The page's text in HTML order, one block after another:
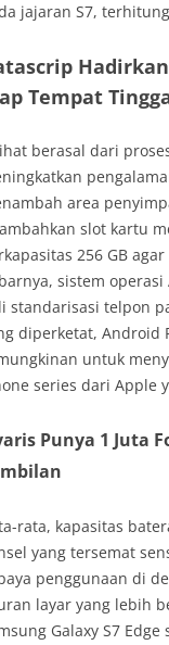
jajaran S7,
Tempat
berasal dari
area
slot kartu
256 GB
sistem
standarisasi telpon
diperketat, Android
untuk
series dari Apple
Punya 1 Juta
rata, kapasitas
yang tersemat
penggunaan di
layar yang lebih
Galaxy S7